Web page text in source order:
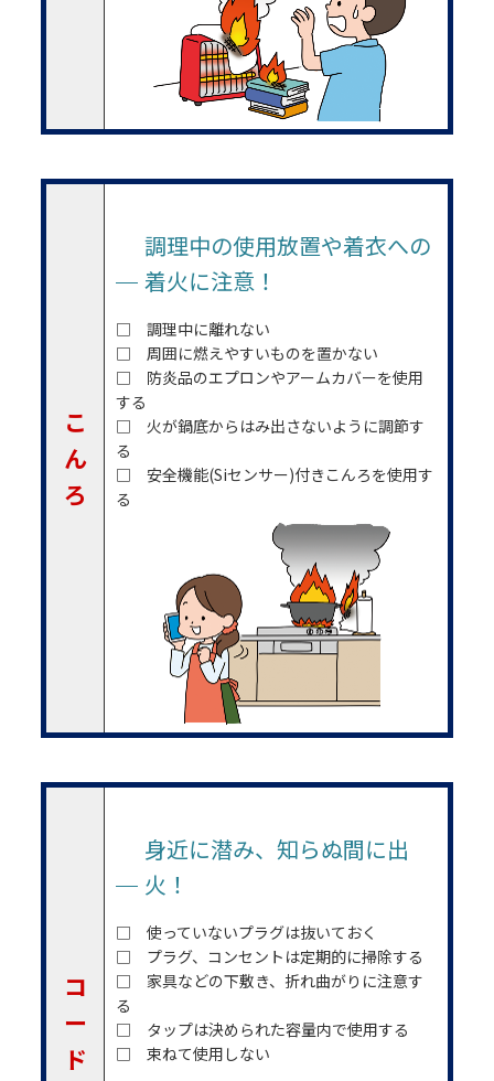
こ
ん
ろ
調理中の使用放置や着衣への
着火に注意！
□ 調理中に離れない
□ 周囲に燃えやすいものを置かない
□ 防炎品のエプロンやアームカバーを使用
する
□ 火が鍋底からはみ出さないように調節す
る
□ 安全機能(Siセンサー)付きこんろを使用す
る
コ
ー
ド
身近に潜み、知らぬ間に出
火！
□ 使っていないプラグは抜いておく
□ プラグ、コンセントは定期的に掃除する
□ 家具などの下敷き、折れ曲がりに注意す
る
□ タップは決められた容量内で使用する
□ 束ねて使用しない